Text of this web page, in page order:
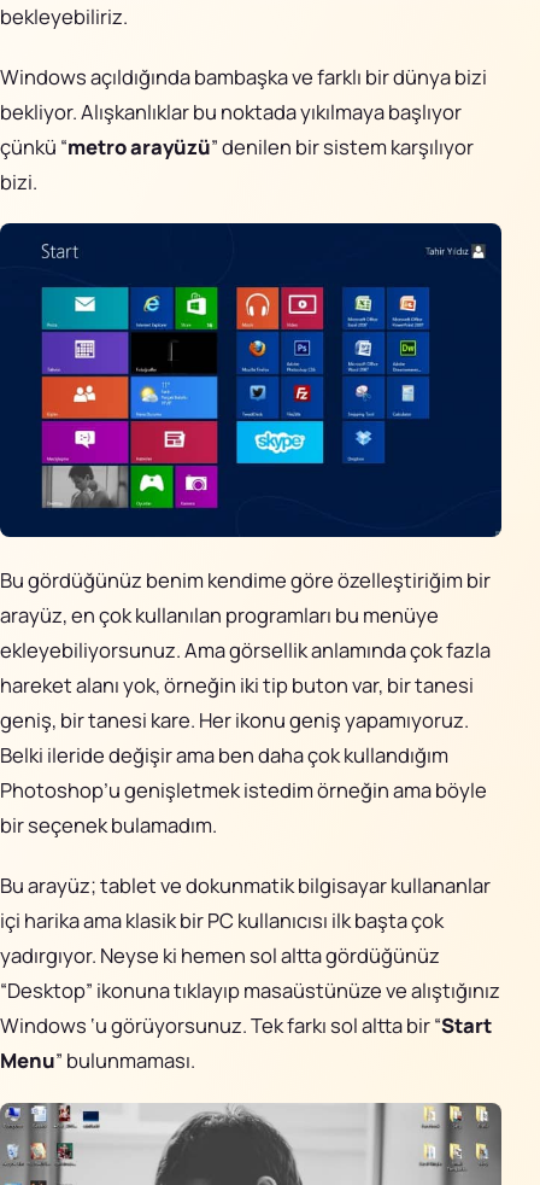
bekleyebiliriz.
Windows açıldığında bambaşka ve farklı bir dünya bizi
bekliyor. Alışkanlıklar bu noktada yıkılmaya başlıyor
çünkü “metro arayüzü” denilen bir sistem karşılıyor
bizi.
Bu gördüğünüz benim kendime göre özelleştiriğim bir
arayüz, en çok kullanılan programları bu menüye
ekleyebiliyorsunuz. Ama görsellik anlamında çok fazla
hareket alanı yok, örneğin iki tip buton var, bir tanesi
geniş, bir tanesi kare. Her ikonu geniş yapamıyoruz.
Belki ileride değişir ama ben daha çok kullandığım
Photoshop’u genişletmek istedim örneğin ama böyle
bir seçenek bulamadım.
Bu arayüz; tablet ve dokunmatik bilgisayar kullananlar
içi harika ama klasik bir PC kullanıcısı ilk başta çok
yadırgıyor. Neyse ki hemen sol altta gördüğünüz
“Desktop” ikonuna tıklayıp masaüstünüze ve alıştığınız
Windows ‘u görüyorsunuz. Tek farkı sol altta bir “Start
Menu” bulunmaması.